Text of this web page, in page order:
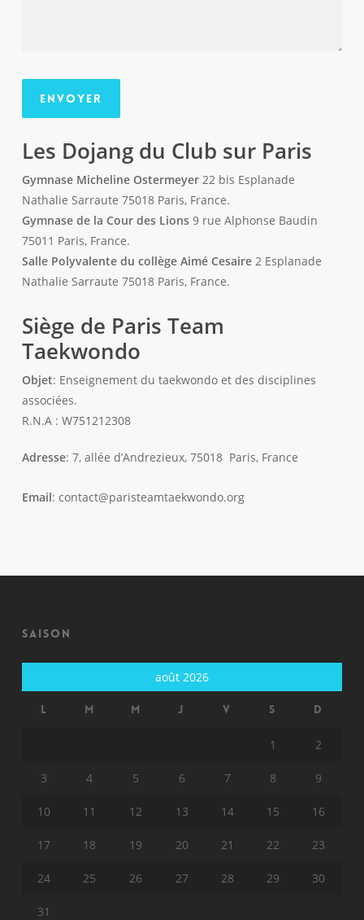
Les Dojang du Club sur Paris
Gymnase Micheline Ostermeyer22 bis Esplanade
Nathalie Sarraute 75018 Paris, France.
Gymnase de la Cour des Lions9 rue Alphonse Baudin
75011 Paris, France.
Salle Polyvalente du collège Aimé Cesaire2 Esplanade
Nathalie Sarraute 75018 Paris, France.
Siège de Paris Team
Taekwondo
Objet: Enseignement du taekwondo et des disciplines
associées.
R.N.A : W751212308
Adresse: 7, allée d’Andrezieux, 75018 Paris, France
Email: contact@paristeamtaekwondo.org
Saison
août 2026
L M M J V S D
1 2
3 4 5 6 7 8 9
10 11 12 13 14 15 16
17 18 19 20 21 22 23
24 25 26 27 28 29 30
31